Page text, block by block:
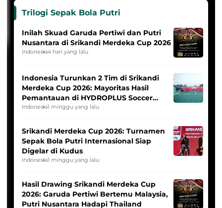
Trilogi Sepak Bola Putri
Inilah Skuad Garuda Pertiwi dan Putri
Nusantara di Srikandi Merdeka Cup 2026
Indonesia4 hari yang lalu
Indonesia Turunkan 2 Tim di Srikandi
Merdeka Cup 2026: Mayoritas Hasil
Pemantauan di HYDROPLUS Soccer
League
Indonesia1 minggu yang lalu
Srikandi Merdeka Cup 2026: Turnamen
Sepak Bola Putri Internasional Siap
Digelar di Kudus
Indonesia1 minggu yang lalu
Hasil Drawing Srikandi Merdeka Cup
2026: Garuda Pertiwi Bertemu Malaysia,
Putri Nusantara Hadapi Thailand